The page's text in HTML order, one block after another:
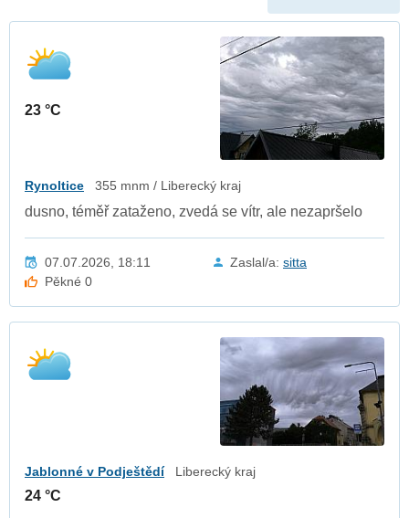
23 °C
Rynoltice 355 mnm / Liberecký kraj
dusno, téměř zataženo, zvedá se vítr, ale nezapršelo
07.07.2026, 18:11 Zaslal/a: sitta
Pěkné 0
Jablonné v Podještědí Liberecký kraj
24 °C